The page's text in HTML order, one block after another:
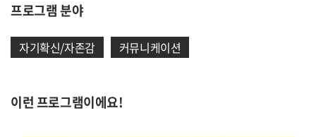
프로그램 분야
자기확신/자존감 커뮤니케이션
이런 프로그램이에요!